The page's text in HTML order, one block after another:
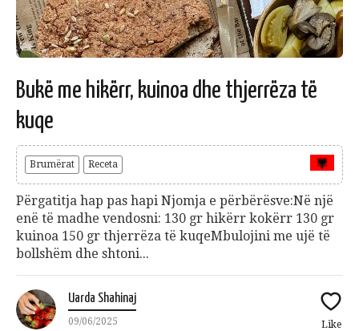
Bukë me hikërr, kuinoa dhe thjerrëza të
kuqe
Brumërat Receta
Përgatitja hap pas hapi Njomja e përbërësve:Në një
enë të madhe vendosni: 130 gr hikërr kokërr 130 gr
kuinoa 150 gr thjerrëza të kuqeMbulojini me ujë të
bollshëm dhe shtoni...
Uarda Shahinaj
09/06/2025 Like